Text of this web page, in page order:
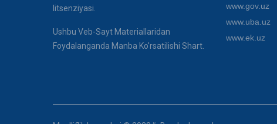
litsenziyasi.
Ushbu Veb-Sayt Materiallaridan
Foydalanganda Manba Ko'rsatilishi Shart.
www.gov.uz
www.uba.uz
www.ek.uz